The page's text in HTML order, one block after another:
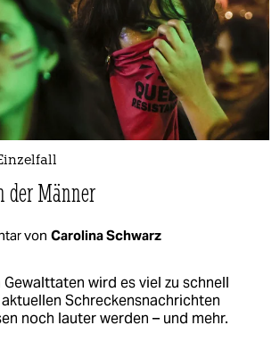
der Männer
von Carolina Schwarz
wird es viel zu schnell
Schreckensnachrichten
noch lauter werden – und mehr.